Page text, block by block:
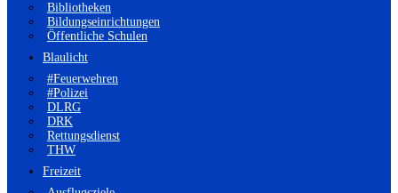
Bibliotheken
Bildungseinrichtungen
Öffentliche Schulen
Blaulicht
#Feuerwehren
#Polizei
DLRG
DRK
Rettungsdienst
THW
Freizeit